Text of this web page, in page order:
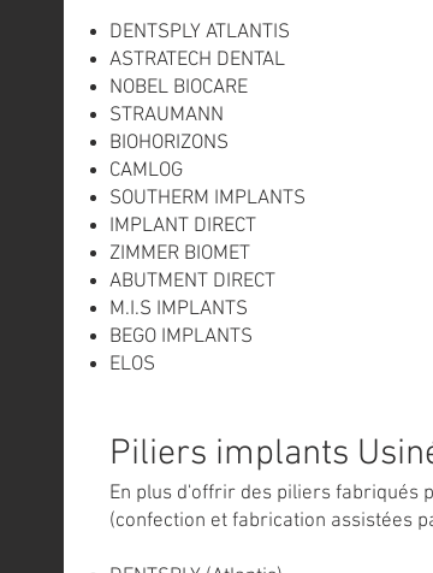
DENTSPLY ATLANTIS
ASTRATECH DENTAL
NOBEL BIOCARE
STRAUMANN
BIOHORIZONS
CAMLOG
SOUTHERM IMPLANTS
IMPLANT DIRECT
ZIMMER BIOMET
ABUTMENT DIRECT
M.I.S IMPLANTS
BEGO IMPLANTS
ELOS
Piliers implants
En plus d'offrir des piliers fabriqués
(confection et fabrication assistées